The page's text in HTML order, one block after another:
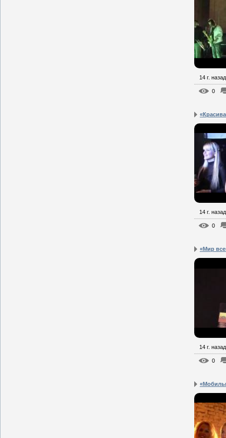
14 г. назад
0
14 г. назад
0
«Мир
14 г. назад
0